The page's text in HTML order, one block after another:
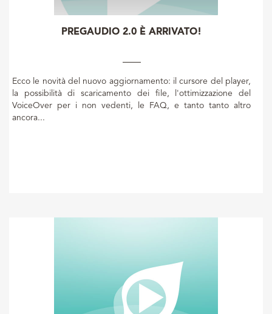
PREGAUDIO 2.0 È ARRIVATO!
Ecco le novità del nuovo aggiornamento: il cursore del player,
la possibilità di scaricamento dei file, l'ottimizzazione del
VoiceOver per i non vedenti, le FAQ, e tanto tanto altro
ancora...